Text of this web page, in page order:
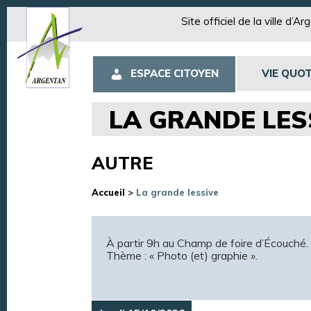
Site officiel de la ville
ESPACE CITOYEN VIE
LA GRANDE
AUTRE
Accueil > La grande lessive
À partir 9h au Champ de foire d’Écouché.
Thème : « Photo (et) graphie ».